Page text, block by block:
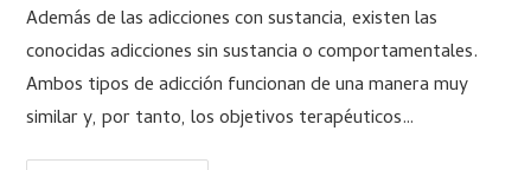
Además de las adicciones con sustancia, existen las
conocidas adicciones sin sustancia o comportamentales.
Ambos tipos de adicción funcionan de una manera muy
similar y, por tanto, los objetivos terapéuticos…